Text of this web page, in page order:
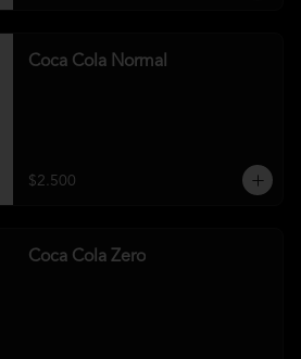
Coca Cola Normal
$2.500
Coca Cola Zero